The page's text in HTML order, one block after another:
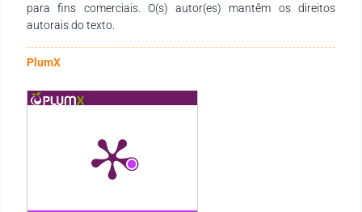
para fins comerciais. O(s) autor(es) mantêm os direitos
autorais do texto.
PlumX